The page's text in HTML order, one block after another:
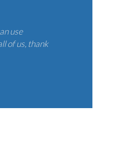
use
of us, thank